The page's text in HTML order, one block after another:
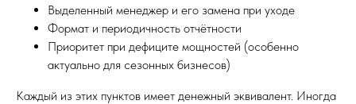
Выделенный менеджер и его замена при уходе
Формат и периодичность отчётности
Приоритет при дефиците мощностей (особенно
актуально для сезонных бизнесов)
Каждый из этих пунктов имеет денежный эквивалент. Иногда